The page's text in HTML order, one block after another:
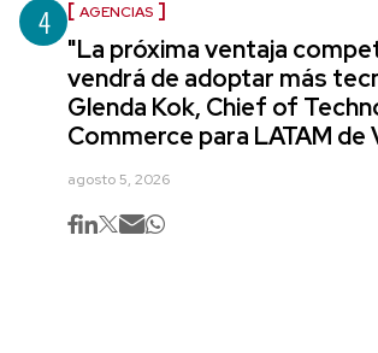
4 AGENCIAS
"La próxima ventaja
vendrá de adoptar más
Glenda Kok, Chief of
Commerce para LATAM de
agosto 5, 2026